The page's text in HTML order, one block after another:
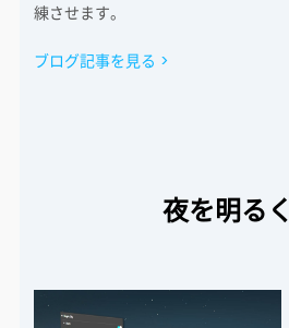
練させます。
ブログ記事を見る >
夜を明るく